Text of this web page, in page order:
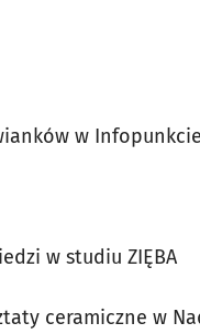
w
w studiu ZIĘBA
ceramiczne w